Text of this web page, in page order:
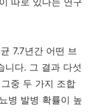
7.7년간 어떤 브
니다. 그 결과 다섯
중 두 가지 조합
병 발병 확률이 높